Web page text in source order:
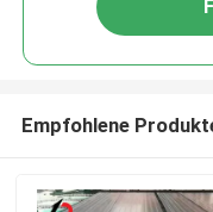
Empfohlene